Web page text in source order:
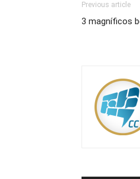
Previous article
3 magníficos